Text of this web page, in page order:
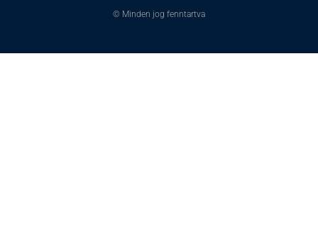
© Minden jog fenntartva